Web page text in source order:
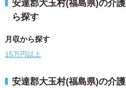
安達郡大玉村(福島県)の介
ら探す
月収から探す
15万円以上
安達郡大玉村(福島県)の介